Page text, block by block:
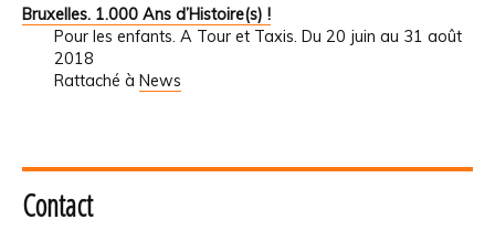
Bruxelles. 1.000 Ans d’Histoire(s) !
Pour les enfants. A Tour et Taxis. Du 20 juin au 31 août
2018
Rattaché à News
Contact